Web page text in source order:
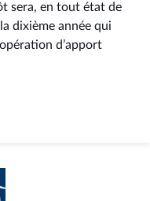
sera, en tout état de
dixième année qui
d’apport